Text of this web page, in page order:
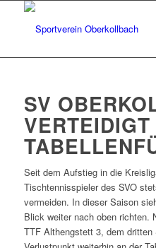
SV
VERTEIDIGT
Seit dem Aufstieg in die
Tischtennisspieler des SVO
vermeiden. In dieser Saison
Blick weiter nach oben richten.
TTF Althengstett 3, dem